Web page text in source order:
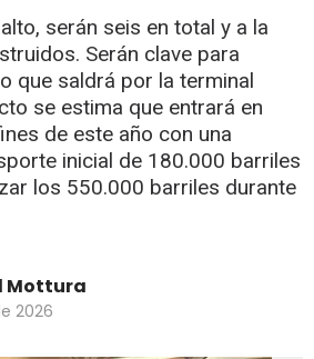
serán seis en total y a la
Serán clave para
que saldrá por la terminal
se estima que entrará en
de este año con una
inicial de 180.000 barriles
los 550.000 barriles durante
Mottura
2026